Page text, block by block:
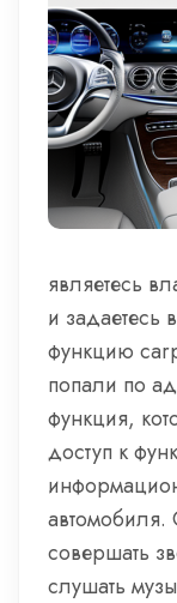
являетесь
и задаетесь
функцию
попали по
функция,
доступ к
совершать
слушать